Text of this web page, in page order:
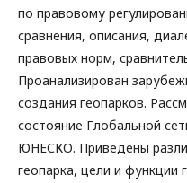
по правовому
сравнения, описания,
правовых норм,
Проанализирован
создания геопарков.
состояние Глобальной
ЮНЕСКО. Приведены
геопарка, цели и функции